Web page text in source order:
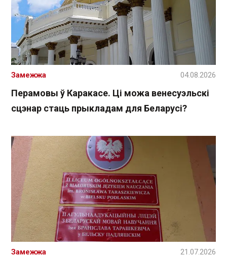
Перамовы ў Каракасе. Ці можа венесуэльскі
сцэнар стаць прыкладам для Беларусі?
Замежжа 04.08.2026
Замежжа 21.07.2026